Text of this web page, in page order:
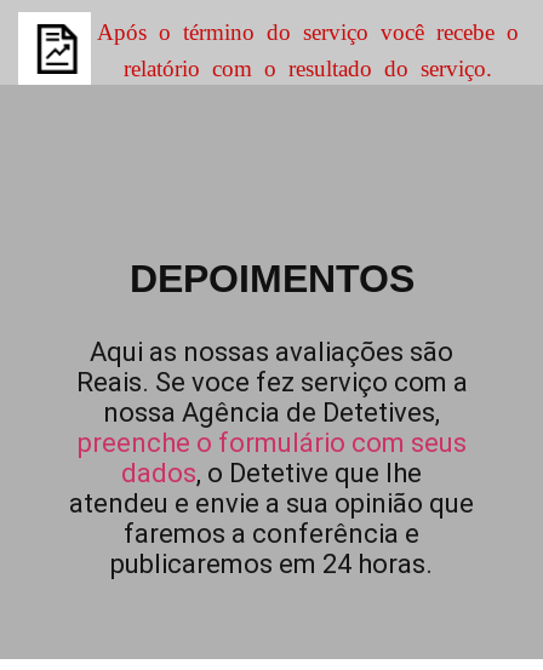
Após o término do serviço você recebe o
relatório com o resultado do serviço.
DEPOIMENTOS
Aqui as nossas avaliações são
Reais. Se voce fez serviço com a
nossa Agência de Detetives,
preenche o formulário com seus
dados, o Detetive que lhe
atendeu e envie a sua opinião que
faremos a conferência e
publicaremos em 24 horas.